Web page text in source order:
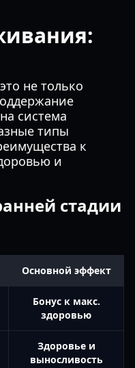
не только
система
типы
к
и
стадии
Основной эффект
Бонус к макс.
здоровью
Здоровье и
выносливость